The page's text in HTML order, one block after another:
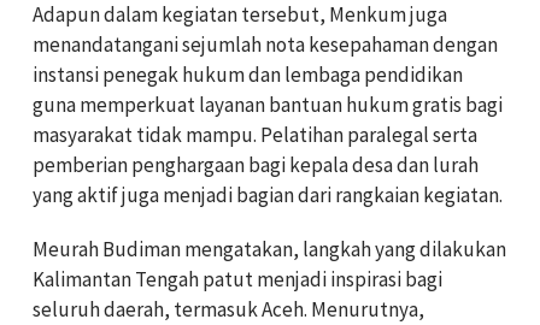
Adapun dalam kegiatan tersebut, Menkum juga
menandatangani sejumlah nota kesepahaman dengan
instansi penegak hukum dan lembaga pendidikan
guna memperkuat layanan bantuan hukum gratis bagi
masyarakat tidak mampu. Pelatihan paralegal serta
pemberian penghargaan bagi kepala desa dan lurah
yang aktif juga menjadi bagian dari rangkaian kegiatan.
Meurah Budiman mengatakan, langkah yang dilakukan
Kalimantan Tengah patut menjadi inspirasi bagi
seluruh daerah, termasuk Aceh. Menurutnya,